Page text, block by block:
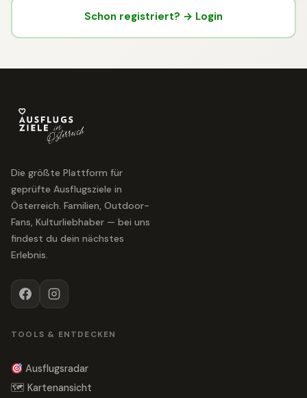
Schon registriert? → Login
Die größte Plattform für
geprüfte Ausflugsziele in
Österreich. Familien, Outdoor-
Fans, Kulturliebhaber — bei uns
findest du dein nächstes
Erlebnis.
TOOLS & ENTDECKEN
Ausflugsradar
🗺 Kartenansicht